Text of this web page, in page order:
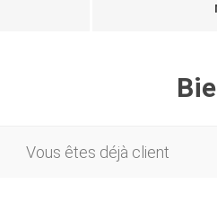
Vous êtes déjà client